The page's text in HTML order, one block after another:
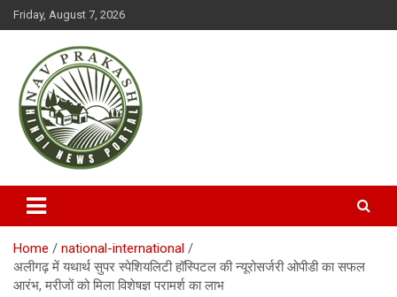
k
t
Friday, August 7, 2026
NAVPRAKASH
Home
national-international
अलीगढ़ में यथार्थ सुपर स्पेशियलिटी हॉस्पिटल की न्यूरोसर्जरी ओपीडी का सफल
आरंभ, मरीजों को मिला विशेषज्ञ परामर्श का लाभ